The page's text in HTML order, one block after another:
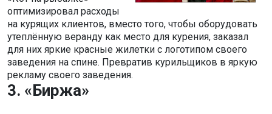
оптимизировал расходы
на курящих клиентов, вместо того, чтобы оборудовать
утеплённую веранду как место для курения, заказал
для них яркие красные жилетки с логотипом своего
заведения на спине. Превратив курильщиков в яркую
рекламу своего заведения.
3. «Биржа»